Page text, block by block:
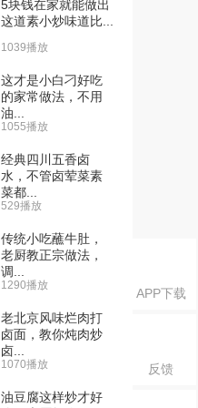
APP下载
反馈
5块钱在家就能做出
这道素小炒味道比...
1039播放
这才是小白刁好吃
的家常做法，不用
油...
1055播放
经典四川五香卤
水，不管卤荤菜素
菜都...
529播放
传统小吃蘸牛肚，
老厨教正宗做法，
调...
1290播放
老北京风味烂肉打
卤面，教你炖肉炒
卤...
1070播放
油豆腐这样炒才好